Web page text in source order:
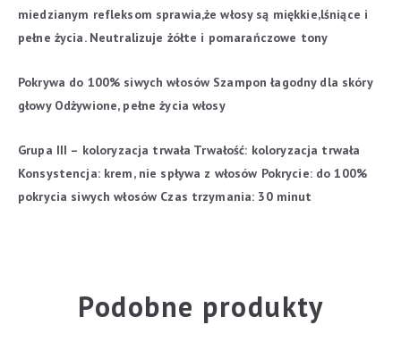
miedzianym refleksom sprawia,że włosy są miękkie,lśniące i
pełne życia.Neutralizuje żółte i pomarańczowe tony
Pokrywa do 100% siwych włosów Szampon łagodny dla skóry
głowyOdżywione, pełne życia włosy
Grupa III – koloryzacja trwała Trwałość: koloryzacja trwała
Konsystencja: krem, nie spływa z włosów Pokrycie: do 100%
pokrycia siwych włosów Czas trzymania: 30 minut
Podobne produkty